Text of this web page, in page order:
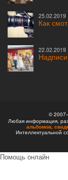
25.02.2019
Как
22.02.2019
©
Любая информация,
альбомов,
Интеллектуальной
Помощь онлайн